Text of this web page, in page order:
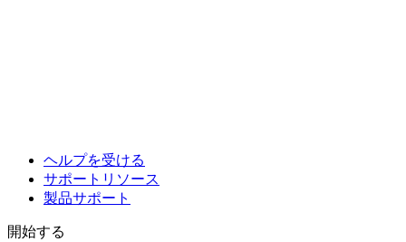
ヘルプを受ける
サポートリソース
製品サポート
開始する